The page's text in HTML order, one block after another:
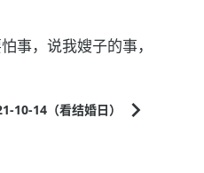
事，说我嫂子的事，
10-14（看结婚日）